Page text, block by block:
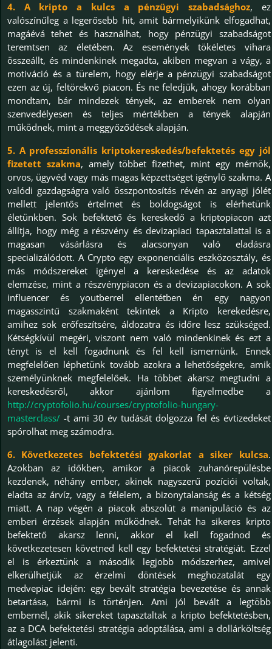
4. A kripto a kulcs a pénzügyi szabadsághoz, ez
valószínűleg a legerősebb hit, amit bármelyikünk elfogadhat,
magáévá tehet és használhat, hogy pénzügyi szabadságot
teremtsen az életében. Az események tökéletes vihara
összeállt, és mindenkinek megadta, akiben megvan a vágy, a
motiváció és a türelem, hogy elérje a pénzügyi szabadságot
ezen az új, feltörekvő piacon. És ne feledjük, ahogy korábban
mondtam, bár mindezek tények, az emberek nem olyan
szenvedélyesen és teljes mértékben a tények alapján
működnek, mint a meggyőződések alapján.
5. A professzionális kriptokereskedés/befektetés egy jól
fizetett szakma, amely többet fizethet, mint egy mérnök,
orvos, ügyvéd vagy más magas képzettséget igénylő szakma. A
valódi gazdagságra való összpontosítás révén az anyagi jólét
mellett jelentős értelmet és boldogságot is elérhetünk
életünkben. Sok befektető és kereskedő a kriptopiacon azt
állítja, hogy még a részvény és devizapiaci tapasztalattal is a
magasan vásárlásra és alacsonyan való eladásra
specializálódott. A Crypto egy exponenciális eszközosztály, és
más módszereket igényel a kereskedése és az adatok
elemzése, mint a részvénypiacon és a devizapiacokon. A sok
influencer és youtberrel ellentétben én egy nagyon
magasszintű szakmaként tekintek a Kripto kerekedésre,
amihez sok erőfeszítsére, áldozatra és időre lesz szükséged.
Kétségkívül megéri, viszont nem való mindenkinek és ezt a
tényt is el kell fogadnunk és fel kell ismernünk. Ennek
megfelelően léphetünk tovább azokra a lehetőségekre, amik
személyünknek megfelelőek. Ha többet akarsz megtudni a
kereskedésről, akkor ajánlom figyelmedbe a
http://cryptofolio.hu/courses/cryptofolio-hungary-
masterclass/ -t ami 30 év tudását dolgozza fel és évtizedeket
spórolhat meg számodra.
6. Következetes befektetési gyakorlat a siker kulcsa.
Azokban az időkben, amikor a piacok zuhanórepülésbe
kezdenek, néhány ember, akinek nagyszerű pozíciói voltak,
eladta az árvíz, vagy a félelem, a bizonytalanság és a kétség
miatt. A nap végén a piacok abszolút a manipuláció és az
emberi érzések alapján működnek. Tehát ha sikeres kripto
befektető akarsz lenni, akkor el kell fogadnod és
következetesen követned kell egy befektetési stratégiát. Ezzel
el is érkeztünk a második legjobb módszerhez, amivel
elkerülhetjük az érzelmi döntések meghozatalát egy
medvepiac idején: egy bevált stratégia bevezetése és annak
betartása, bármi is történjen. Ami jól bevált a legtöbb
embernél, akik sikereket tapasztaltak a kripto befektetésben,
az a DCA befektetési stratégia adoptálása, ami a dollárköltség
átlagolást jelenti.